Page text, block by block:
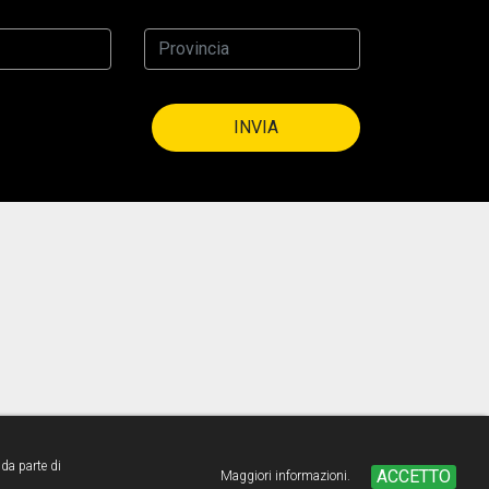
INVIA
created byLipsia.
parte di
Maggiori informazioni. ACCETTO